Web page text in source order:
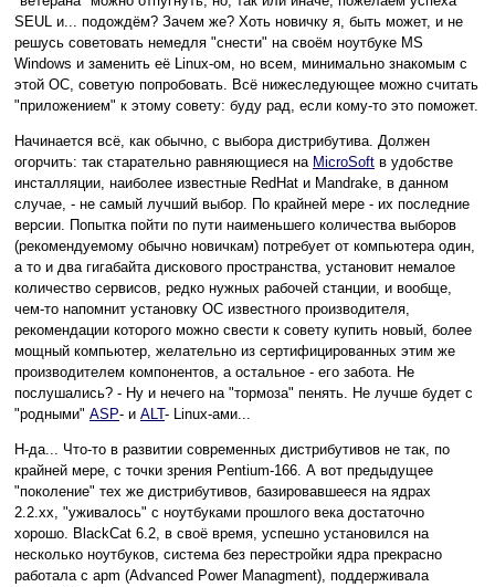
SEUL и... подождём? Зачем же? Хоть новичку я, быть может, и не
решусь советовать немедля "снести" на своём ноутбуке MS
Windows и заменить её Linux-ом, но всем, минимально знакомым с
этой ОС, советую попробовать. Всё нижеследующее можно считать
"приложением" к этому совету: буду рад, если кому-то это поможет.
Начинается всё, как обычно, с выбора дистрибутива. Должен
огорчить: так старательно равняющиеся на MicroSoft в удобстве
инсталляции, наиболее известные RedHat и Mandrake, в данном
случае, - не самый лучший выбор. По крайней мере - их последние
версии. Попытка пойти по пути наименьшего количества выборов
(рекомендуемому обычно новичкам) потребует от компьютера один,
а то и два гигабайта дискового пространства, установит немалое
количество сервисов, редко нужных рабочей станции, и вообще,
чем-то напомнит установку ОС известного производителя,
рекомендации которого можно свести к совету купить новый, более
мощный компьютер, желательно из сертифицированных этим же
производителем компонентов, а остальное - его забота. Не
послушались? - Ну и нечего на "тормоза" пенять. Не лучше будет с
"родными" ASP- и ALT- Linux-ами...
Н-да... Что-то в развитии современных дистрибутивов не так, по
крайней мере, с точки зрения Pentium-166. А вот предыдущее
"поколение" тех же дистрибутивов, базировавшееся на ядрах
2.2.хх, "уживалось" с ноутбуками прошлого века достаточно
хорошо. BlackCat 6.2, в своё время, успешно установился на
несколько ноутбуков, система без перестройки ядра прекрасно
работала с apm (Advanced Power Managment), поддерживала